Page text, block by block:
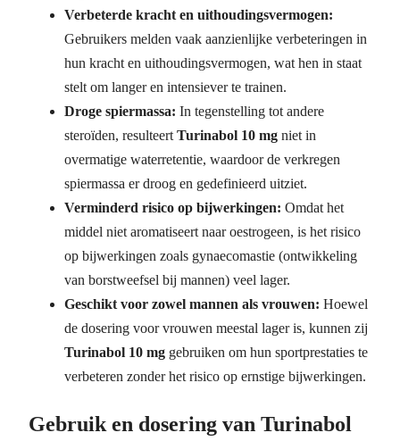
Verbeterde kracht en uithoudingsvermogen:
Gebruikers melden vaak aanzienlijke verbeteringen in
hun kracht en uithoudingsvermogen, wat hen in staat
stelt om langer en intensiever te trainen.
Droge spiermassa: In tegenstelling tot andere
steroïden, resulteert Turinabol 10 mg niet in
overmatige waterretentie, waardoor de verkregen
spiermassa er droog en gedefinieerd uitziet.
Verminderd risico op bijwerkingen: Omdat het
middel niet aromatiseert naar oestrogeen, is het risico
op bijwerkingen zoals gynaecomastie (ontwikkeling
van borstweefsel bij mannen) veel lager.
Geschikt voor zowel mannen als vrouwen: Hoewel
de dosering voor vrouwen meestal lager is, kunnen zij
Turinabol 10 mg gebruiken om hun sportprestaties te
verbeteren zonder het risico op ernstige bijwerkingen.
Gebruik en dosering van Turinabol